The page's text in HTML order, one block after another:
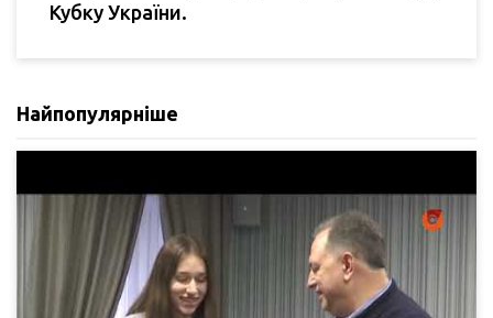
Кубку України.
Найпопулярніше